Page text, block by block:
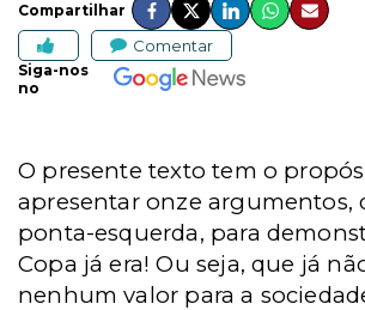
Compartilhar
Comentar
Siga-nos
no
O presente texto tem o
apresentar onze argumentos,
ponta-esquerda, para
Copa já era! Ou seja, que já
nenhum valor para a